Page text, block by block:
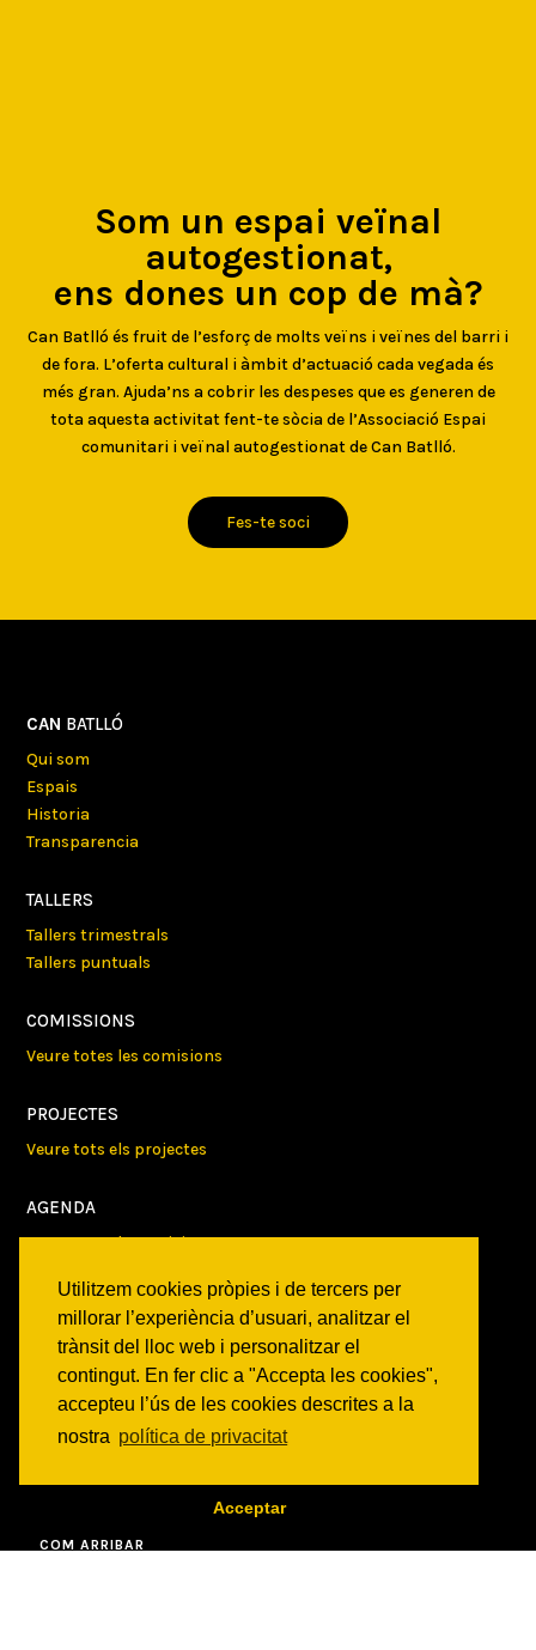
Utilitzem cookies pròpies i de tercers per
millorar l’experiència d’usuari, analitzar el
trànsit del lloc web i personalitzar el
contingut. En fer clic a "Accepta les cookies",
accepteu l’ús de les cookies descrites a la
nostra política de privacitat
Acceptar
Som un espai veïnal
autogestionat,
ens dones un cop de mà?
Can Batlló és fruit de l’esforç de molts veïns i veïnes del barri i
de fora. L’oferta cultural i àmbit d’actuació cada vegada és
més gran. Ajuda’ns a cobrir les despeses que es generen de
tota aquesta activitat fent-te sòcia de l’Associació Espai
comunitari i veïnal autogestionat de Can Batlló.
Fes-te soci
CAN BATLLÓ
Qui som
Espais
Historia
Transparencia
TALLERS
Tallers trimestrals
Tallers puntuals
COMISSIONS
Veure totes les comisions
PROJECTES
Veure tots els projectes
AGENDA
Veure totes les activitats
NOTICIES
Activitats
Comunicats
ON SOM?
c/ Constitució 19
COM ARRIBAR